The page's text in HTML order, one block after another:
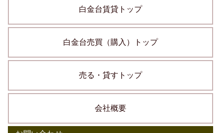
白金台賃貸トップ
白金台売買（購入）トップ
売る・貸すトップ
会社概要